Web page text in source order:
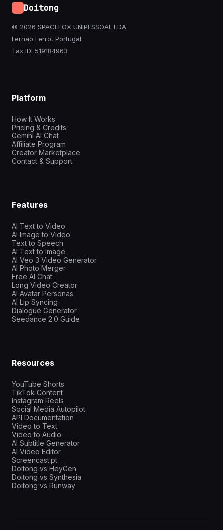
Doitong
© 2026 SPACEFOX UNIPESSOAL LDA
Fernao Ferro, Portugal
Tax ID: 519184963
Platform
How It Works
Pricing & Credits
Gemini AI Chat
Affiliate Program
Creator Marketplace
Contact & Support
Features
AI Text to Video
AI Image to Video
Text to Speech
AI Text to Image
AI Veo 3 Video Generator
AI Photo Merger
Free AI Chat
Long Video Creator
AI Avatar Personas
AI Lip Syncing
Dialogue Generator
Seedance 2.0 Guide
Resources
YouTube Shorts
TikTok Content
Instagram Reels
Social Media Autopilot
API Documentation
Video to Text
Video to Audio
AI Subtitle Generator
AI Video Editor
Screencast.pt
Doitong vs HeyGen
Doitong vs Synthesia
Doitong vs Runway